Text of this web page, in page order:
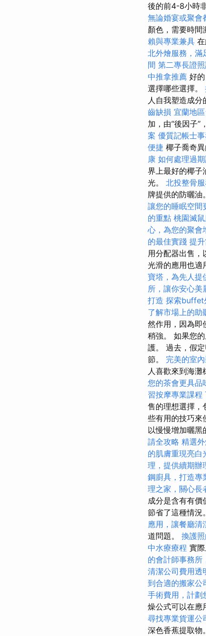
後的前4-8小時
無論婚宴或聚會
顏色，需要時間
賴與專業兼具
北外燴服務，滿
間 第二專長證
中推拿推薦 好
選擇哪些選擇。
人自我塑造成
齒缺損 宜蘭地
加，由“後因子”
案 優質記帳士
便捷 椰子喬奇
康 如何處理過
界上最好的椰子
光。 北投整骨
牌提供的防曬
讓您的睡眠空間
的重點 桃園滅
心，為您的聚會
的最佳實踐 提
用分配器出售，
光滑的應用也適
寶塔，為先人提
所，讓你安心美
打造 探索buffet
了解市場上的助
然作用，因為即
稍強。 如果您
護。 過去，假
節。 完美的室
人喜歡來到海灘
您的茶會更具品
習按摩專業課程
售的理想選擇，
些有用的技巧來
以慢慢增加曬黑
請全攻略 精選
的肌膚重現亮白
理，提供續期辦
鋼廚具，打造專
理之家，關心長
成分是含有有
節省了這種情況
應用，讓餐廳清
道問題。 換護
中水療療程 實
的會計師事務所
清潔公司費用透
到合適的搬家公
手術費用，計劃
燥公式可以在應
尋找專業貨運公
深色香蕉提取物